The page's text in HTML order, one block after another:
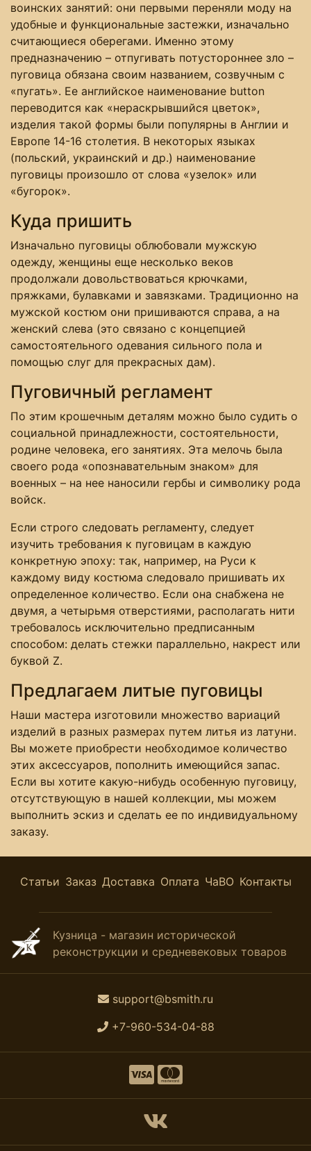
воинских занятий: они первыми переняли моду на
удобные и функциональные застежки, изначально
считающиеся оберегами. Именно этому
предназначению – отпугивать потустороннее зло –
пуговица обязана своим названием, созвучным с
«пугать». Ее английское наименование button
переводится как «нераскрывшийся цветок»,
изделия такой формы были популярны в Англии и
Европе 14-16 столетия. В некоторых языках
(польский, украинский и др.) наименование
пуговицы произошло от слова «узелок» или
«бугорок».
Куда пришить
Изначально пуговицы облюбовали мужскую
одежду, женщины еще несколько веков
продолжали довольствоваться крючками,
пряжками, булавками и завязками. Традиционно на
мужской костюм они пришиваются справа, а на
женский слева (это связано с концепцией
самостоятельного одевания сильного пола и
помощью слуг для прекрасных дам).
Пуговичный регламент
По этим крошечным деталям можно было судить о
социальной принадлежности, состоятельности,
родине человека, его занятиях. Эта мелочь была
своего рода «опознавательным знаком» для
военных – на нее наносили гербы и символику рода
войск.
Если строго следовать регламенту, следует
изучить требования к пуговицам в каждую
конкретную эпоху: так, например, на Руси к
каждому виду костюма следовало пришивать их
определенное количество. Если она снабжена не
двумя, а четырьмя отверстиями, располагать нити
требовалось исключительно предписанным
способом: делать стежки параллельно, накрест или
буквой Z.
Предлагаем литые пуговицы
Наши мастера изготовили множество вариаций
изделий в разных размерах путем литья из латуни.
Вы можете приобрести необходимое количество
этих аксессуаров, пополнить имеющийся запас.
Если вы хотите какую-нибудь особенную пуговицу,
отсутствующую в нашей коллекции, мы можем
выполнить эскиз и сделать ее по индивидуальному
заказу.
Статьи Заказ Доставка Оплата ЧаВО Контакты
Кузница - магазин исторической
реконструкции и средневековых товаров
support@bsmith.ru
+7-960-534-04-88